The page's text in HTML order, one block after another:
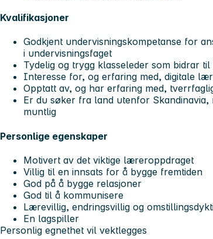
Kvalifikasjoner
Godkjent undervisningskompetanse for
i undervisningsfaget
Tydelig og trygg klasseleder som bidrar
Interesse for, og erfaring med, digitale
Opptatt av, og har erfaring med,
Er du søker fra land utenfor
muntlig
Personlige egenskaper
Motivert av det viktige læreroppdraget
Villig til en innsats for å bygge fremtiden
God på å bygge relasjoner
God til å kommunisere
Lærevillig, endringsvillig og
En lagspiller
Personlig egnethet vil vektlegges